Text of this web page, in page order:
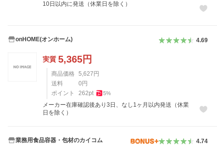
10日以内に発送（休業日を除く）
onHOME(オンホーム) 4.69
実質 5,365円
商品価格 5,627 円
送料
0 円
ポイント
262pt 5%
メーカー在庫確認後あり3日、なし1ヶ月以内発送（休業
日を除く）
業務用食品容器・包材のカイコム 4.74